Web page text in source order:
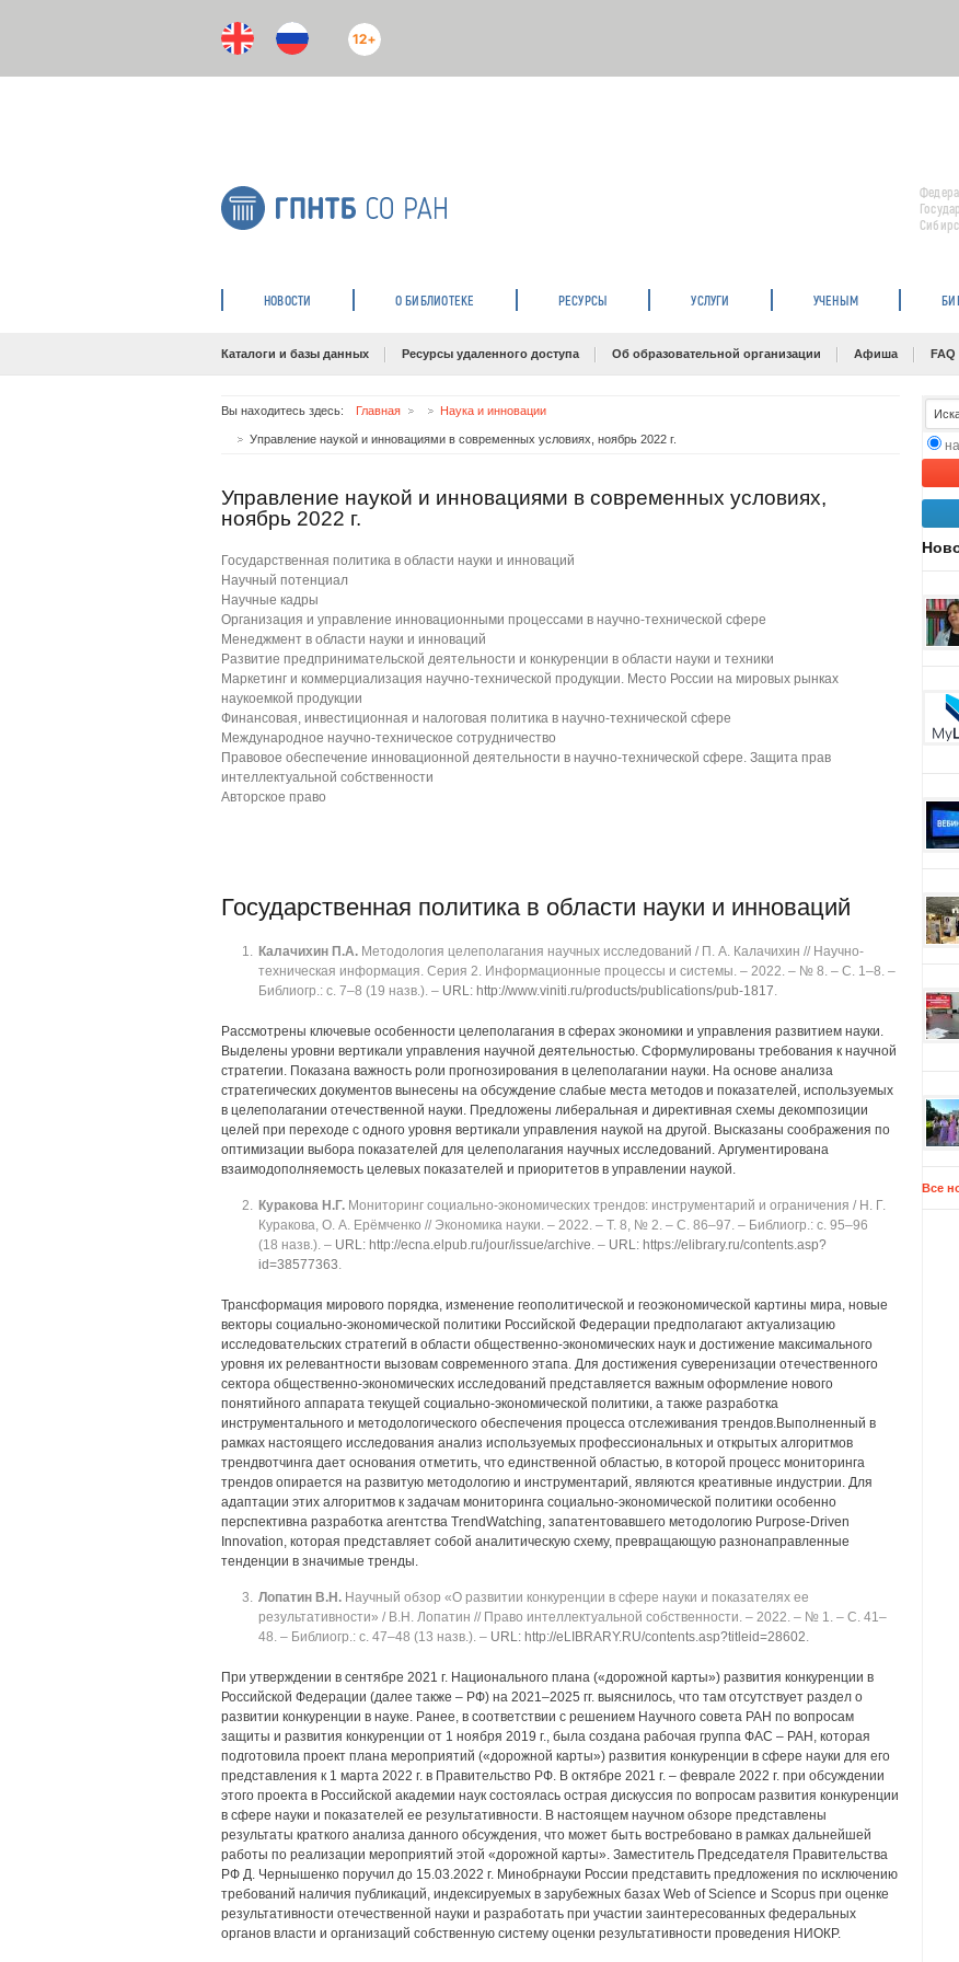
12+
НОВОСТИ О БИБЛИОТЕКЕ РЕСУРСЫ УСЛУГИ УЧЕНЫМ
Каталоги и базы данных Ресурсы удаленного доступа Об образовательной организации Афиша FAQ
Вы находитесь здесь: Главная Наука и инновации
Управление наукой и инновациями в современных условиях, ноябрь 2022 г.
Управление наукой и инновациями в современных условиях,
ноябрь 2022 г.
Государственная политика в области науки и инноваций
Научный потенциал
Научные кадры
Организация и управление инновационными процессами в научно-технической сфере
Менеджмент в области науки и инноваций
Развитие предпринимательской деятельности и конкуренции в области науки и техники
Маркетинг и коммерциализация научно-технической продукции. Место России на мировых рынках
наукоемкой продукции
Финансовая, инвестиционная и налоговая политика в научно-технической сфере
Международное научно-техническое сотрудничество
Правовое обеспечение инновационной деятельности в научно-технической сфере. Защита прав
интеллектуальной собственности
Авторское право
Государственная политика в области науки и инноваций
Калачихин П.А. Методология целеполагания научных исследований / П. А. Калачихин // Научно-
техническая информация. Серия 2. Информационные процессы и системы. ‒ 2022. ‒ № 8. ‒ C. 1‒8. ‒
Библиогр.: с. 7‒8 (19 назв.). ‒ URL: http://www.viniti.ru/products/publications/pub-1817.
Рассмотрены ключевые особенности целеполагания в сферах экономики и управления развитием науки.
Выделены уровни вертикали управления научной деятельностью. Сформулированы требования к научной
стратегии. Показана важность роли прогнозирования в целеполагании науки. На основе анализа
стратегических документов вынесены на обсуждение слабые места методов и показателей, используемых
в целеполагании отечественной науки. Предложены либеральная и директивная схемы декомпозиции
целей при переходе с одного уровня вертикали управления наукой на другой. Высказаны соображения по
оптимизации выбора показателей для целеполагания научных исследований. Аргументирована
взаимодополняемость целевых показателей и приоритетов в управлении наукой.
Куракова Н.Г. Мониторинг социально-экономических трендов: инструментарий и ограничения / Н. Г.
Куракова, О. А. Ерёмченко // Экономика науки. ‒ 2022. ‒ Т. 8, № 2. ‒ C. 86‒97. ‒ Библиогр.: с. 95‒96
(18 назв.). ‒ URL: http://ecna.elpub.ru/jour/issue/archive. ‒ URL: https://elibrary.ru/contents.asp?
id=38577363.
Трансформация мирового порядка, изменение геополитической и геоэкономической картины мира, новые
векторы социально-экономической политики Российской Федерации предполагают актуализацию
исследовательских стратегий в области общественно-экономических наук и достижение максимального
уровня их релевантности вызовам современного этапа. Для достижения суверенизации отечественного
сектора общественно-экономических исследований представляется важным оформление нового
понятийного аппарата текущей социально-экономической политики, а также разработка
инструментального и методологического обеспечения процесса отслеживания трендов.Выполненный в
рамках настоящего исследования анализ используемых профессиональных и открытых алгоритмов
трендвотчинга дает основания отметить, что единственной областью, в которой процесс мониторинга
трендов опирается на развитую методологию и инструментарий, являются креативные индустрии. Для
адаптации этих алгоритмов к задачам мониторинга социально-экономической политики особенно
перспективна разработка агентства TrendWatching, запатентовавшего методологию Purpose-Driven
Innovation, которая представляет собой аналитическую схему, превращающую разнонаправленные
тенденции в значимые тренды.
Лопатин В.Н. Научный обзор «О развитии конкуренции в сфере науки и показателях ее
результативности» / В.Н. Лопатин // Право интеллектуальной собственности. ‒ 2022. ‒ № 1. ‒ C. 41‒
48. ‒ Библиогр.: с. 47‒48 (13 назв.). ‒ URL: http://eLIBRARY.RU/contents.asp?titleid=28602.
При утверждении в сентябре 2021 г. Национального плана («дорожной карты») развития конкуренции в
Российской Федерации (далее также ‒ РФ) на 2021‒2025 гг. выяснилось, что там отсутствует раздел о
развитии конкуренции в науке. Ранее, в соответствии с решением Научного совета РАН по вопросам
защиты и развития конкуренции от 1 ноября 2019 г., была создана рабочая группа ФАС ‒ РАН, которая
подготовила проект плана мероприятий («дорожной карты») развития конкуренции в сфере науки для его
представления к 1 марта 2022 г. в Правительство РФ. В октябре 2021 г. ‒ феврале 2022 г. при обсуждении
этого проекта в Российской академии наук состоялась острая дискуссия по вопросам развития конкуренции
в сфере науки и показателей ее результативности. В настоящем научном обзоре представлены
результаты краткого анализа данного обсуждения, что может быть востребовано в рамках дальнейшей
работы по реализации мероприятий этой «дорожной карты». Заместитель Председателя Правительства
РФ Д. Чернышенко поручил до 15.03.2022 г. Минобрнауки России представить предложения по исключению
требований наличия публикаций, индексируемых в зарубежных базах Web of Science и Scopus при оценке
результативности отечественной науки и разработать при участии заинтересованных федеральных
органов власти и организаций собственную систему оценки результативности проведения НИОКР.
Все